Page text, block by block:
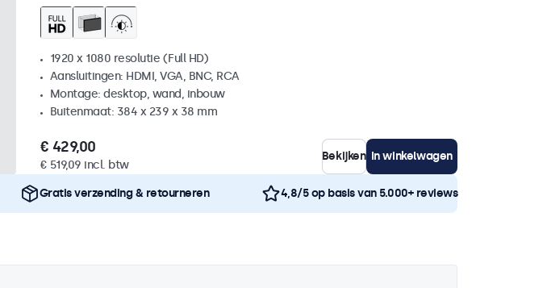
1920 x 1080 resolutie (Full HD)
Aansluitingen: HDMI, VGA, BNC, RCA
Montage: desktop, wand, inbouw
Buitenmaat: 384 x 239 x 38 mm
€ 429,00
€ 519,09 incl. btw
Bekijken In winkelwagen
Gratis verzending & retourneren 4,8/5 op basis van 5.000+ reviews